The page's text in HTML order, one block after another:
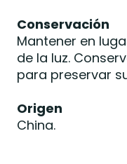
Conservación
Mantener en
de la luz.
para preservar
Origen
China.